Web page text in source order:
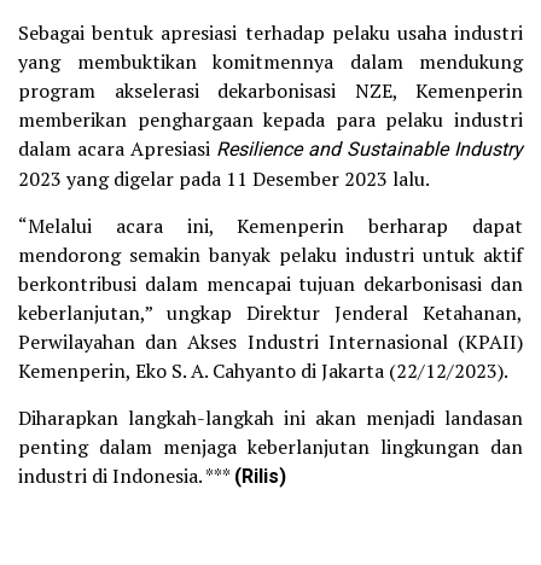
Sebagai bentuk apresiasi terhadap pelaku usaha industri
yang membuktikan komitmennya dalam mendukung
program akselerasi dekarbonisasi NZE, Kemenperin
memberikan penghargaan kepada para pelaku industri
dalam acara Apresiasi Resilience and Sustainable Industry
2023 yang digelar pada 11 Desember 2023 lalu.
“Melalui acara ini, Kemenperin berharap dapat
mendorong semakin banyak pelaku industri untuk aktif
berkontribusi dalam mencapai tujuan dekarbonisasi dan
keberlanjutan,” ungkap Direktur Jenderal Ketahanan,
Perwilayahan dan Akses Industri Internasional (KPAII)
Kemenperin, Eko S. A. Cahyanto di Jakarta (22/12/2023).
Diharapkan langkah-langkah ini akan menjadi landasan
penting dalam menjaga keberlanjutan lingkungan dan
industri di Indonesia. *** (Rilis)